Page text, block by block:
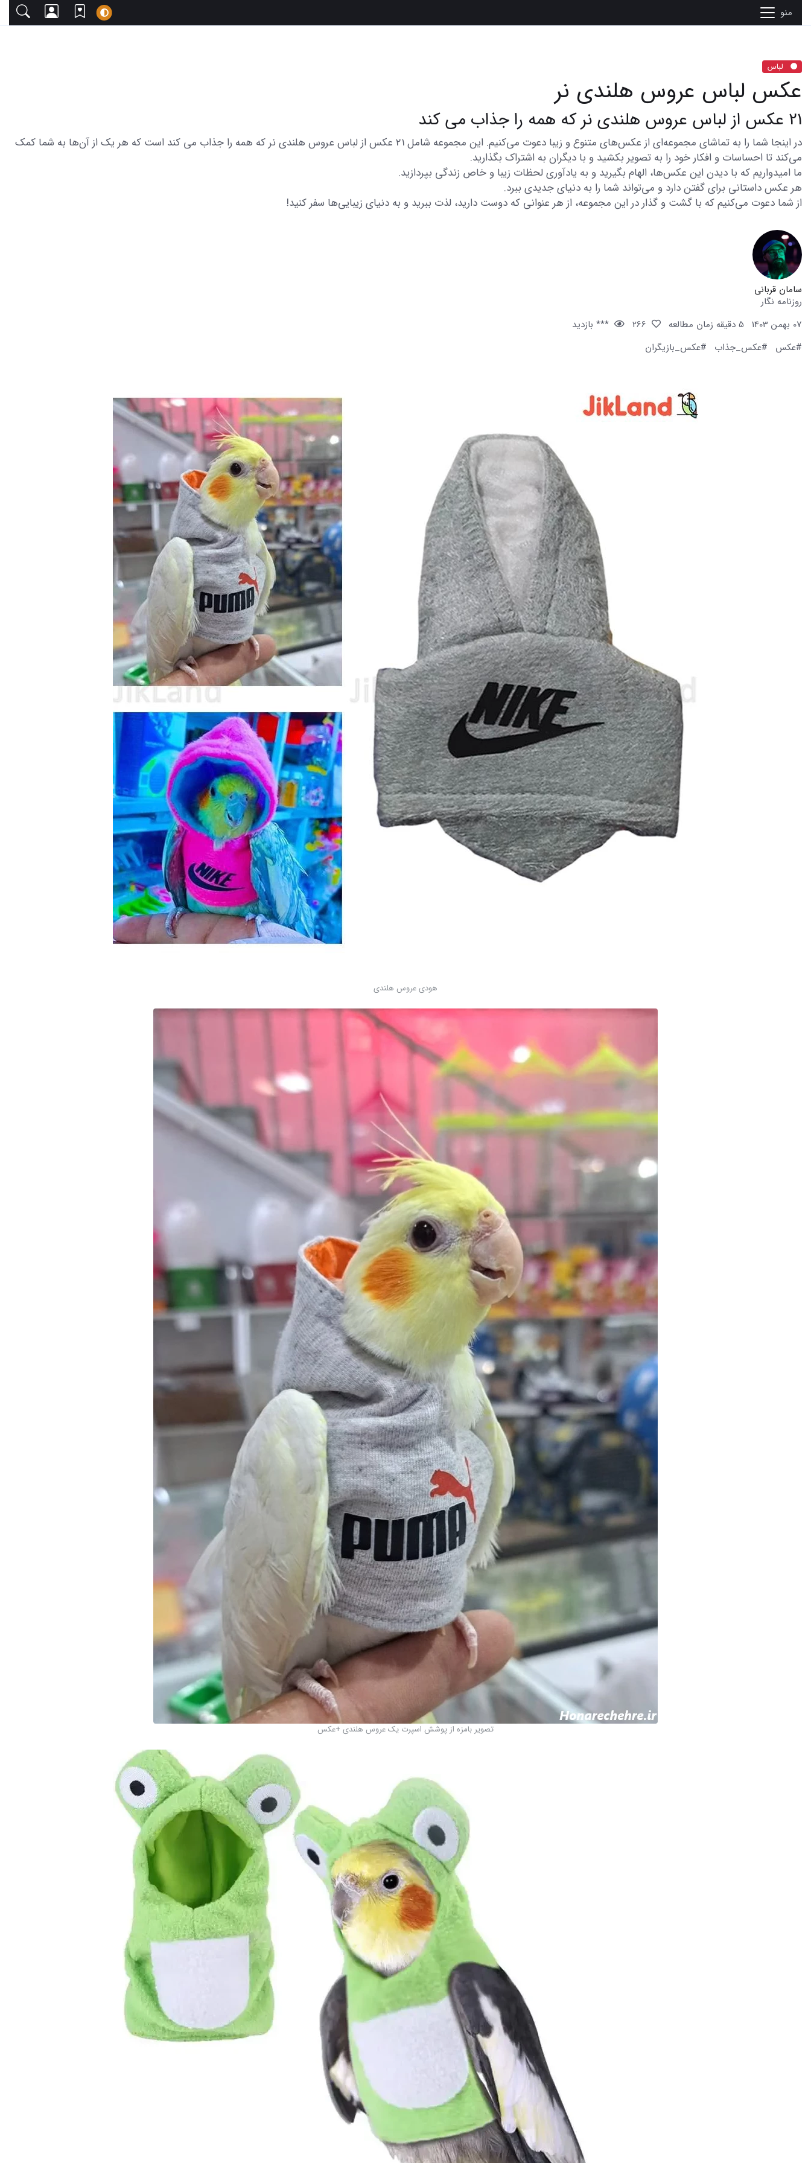
منو
لباس
عکس لباس عروس هلندی نر
21 عکس از لباس عروس هلندی نر که همه را جذاب می کند
در اینجا شما را به تماشای مجموعه‌ای از عکس‌های متنوع و زیبا دعوت می‌کنیم. این مجموعه شامل 21 عکس از لباس عروس هلندی نر که همه را جذاب می کند است که هر یک از آن‌ها به شما کمک
می‌کند تا احساسات و افکار خود را به تصویر بکشید و با دیگران به اشتراک بگذارید.
ما امیدواریم که با دیدن این عکس‌ها، الهام بگیرید و به یادآوری لحظات زیبا و خاص زندگی بپردازید.
هر عکس داستانی برای گفتن دارد و می‌تواند شما را به دنیای جدیدی ببرد.
از شما دعوت می‌کنیم که با گشت و گذار در این مجموعه، از هر عنوانی که دوست دارید، لذت ببرید و به دنیای زیبایی‌ها سفر کنید!
سامان قربانی
روزنامه نگار
07 بهمن 1403
5 دقیقه زمان مطالعه
*** بازدید
#عکس
#عکس_جذاب #عکس_بازیگران
هودی عروس هلندی
تصویر بامزه از پوشش اسپرت یک عروس هلندی +عکس